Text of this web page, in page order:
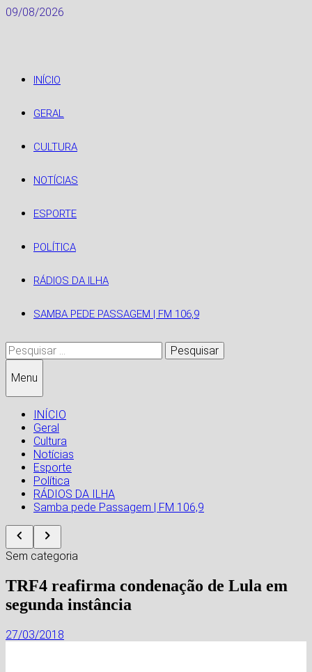
Skip
09/08/2026
INÍCIO
GERAL
CULTURA
NOTÍCIAS
ESPORTE
POLÍTICA
RÁDIOS DA ILHA
SAMBA PEDE PASSAGEM | FM 106,9
Pesquisar
por:
Menu
INÍCIO
Geral
Cultura
Notícias
Esporte
Política
RÁDIOS DA ILHA
Samba pede Passagem | FM 106,9
Sem categoria
TRF4 reafirma condenação de Lula em
segunda instância
27/03/2018